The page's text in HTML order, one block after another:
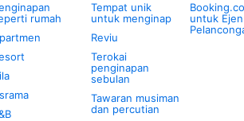
rumah
Tempat unik
untuk menginap
Reviu
Terokai
penginapan
sebulan
Tawaran musiman
dan percutian
untuk Ejen